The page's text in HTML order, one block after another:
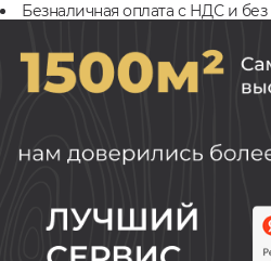
Безналичная оплата с НДС и без